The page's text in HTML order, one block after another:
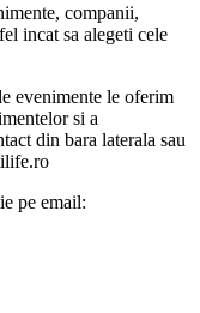
companii,
incat sa alegeti cele
evenimente le oferim
si a
din bara laterala sau
pe email: